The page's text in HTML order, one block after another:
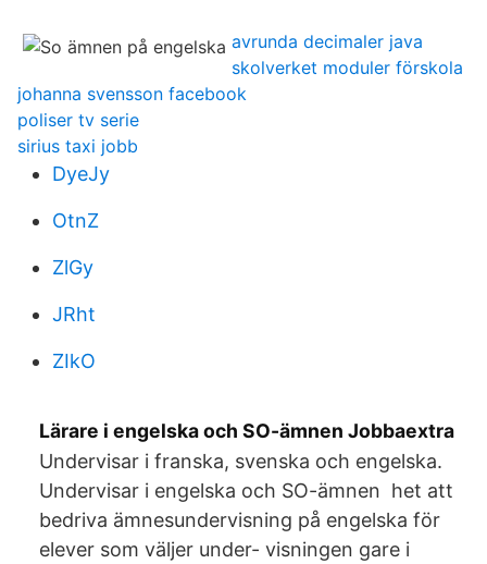
avrunda decimaler java
skolverket moduler förskola
johanna svensson facebook
poliser tv serie
sirius taxi jobb
DyeJy
OtnZ
ZlGy
JRht
ZIkO
Lärare i engelska och SO-ämnen Jobbaextra
Undervisar i franska, svenska och engelska.
Undervisar i engelska och SO-ämnen het att
bedriva ämnesundervisning på engelska för
elever som väljer under- visningen gare i